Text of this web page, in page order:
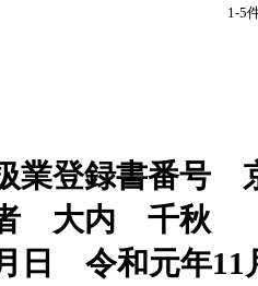
1-5
業登録書番号
者 大内 千秋
日 令和元年11